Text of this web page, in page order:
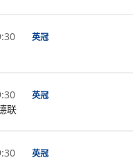
英冠
英冠
联
英冠